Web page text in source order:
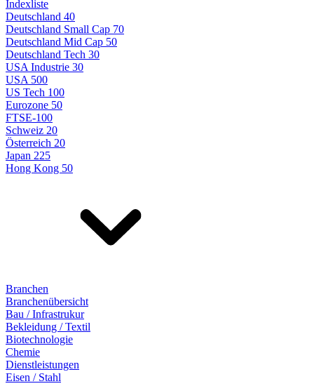
Indexliste
Deutschland 40
Deutschland Small Cap 70
Deutschland Mid Cap 50
Deutschland Tech 30
USA Industrie 30
USA 500
US Tech 100
Eurozone 50
FTSE-100
Schweiz 20
Österreich 20
Japan 225
Hong Kong 50
Branchen
Branchenübersicht
Bau / Infrastrukur
Bekleidung / Textil
Biotechnologie
Chemie
Dienstleistungen
Eisen / Stahl